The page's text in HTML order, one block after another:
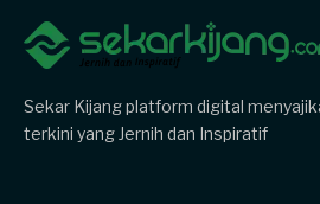
Sekar Kijang platform digital
terkini yang Jernih dan Inspiratif